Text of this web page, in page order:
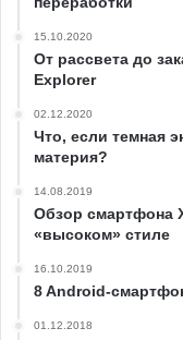
15.10.2020
От рассвета до
Explorer
02.12.2020
Что, если темная
материя?
14.08.2019
Обзор смартфона
«высоком» стиле
16.10.2019
8 Android-
01.12.2018